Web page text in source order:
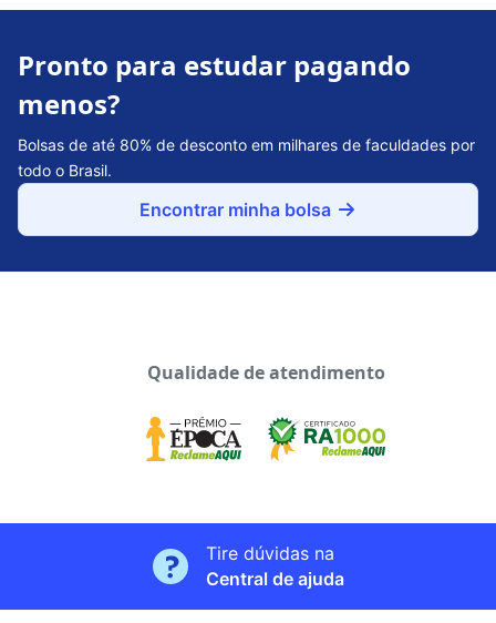
Pronto para estudar pagando
menos?
Bolsas de até 80% de desconto em milhares de faculdades por
todo o Brasil.
Encontrar minha bolsa
Qualidade de atendimento
Tire dúvidas na
Central de ajuda